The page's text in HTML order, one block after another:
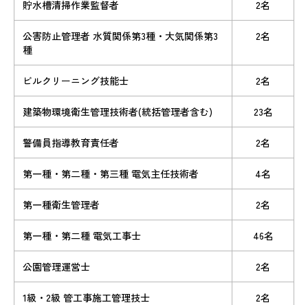
貯水槽清掃作業監督者 2名
公害防止管理者 水質関係第3種・大気関係第3
種
2名
ビルクリーニング技能士 2名
建築物環境衛生管理技術者(統括管理者含む) 23名
警備員指導教育責任者 2名
第一種・第二種・第三種 電気主任技術者 4名
第一種衛生管理者 2名
第一種・第二種 電気工事士 46名
公園管理運営士 2名
1級・2級 管工事施工管理技士 2名